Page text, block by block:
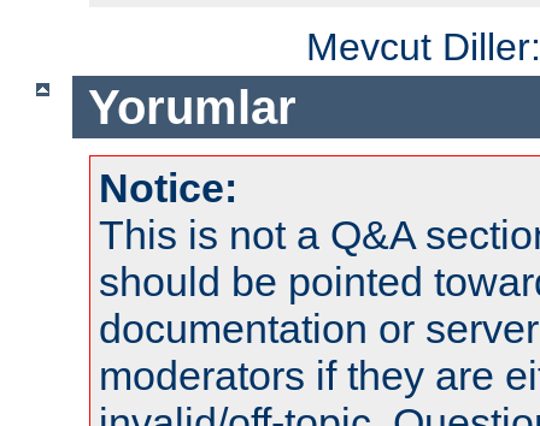
Mevcut
Yorumlar
Notice:
This is not a Q&A
should be pointed
documentation or
moderators if they are